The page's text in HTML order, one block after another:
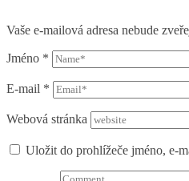
Vaše e-mailová adresa nebude
Jméno *
E-mail *
Webová stránka
Uložit do prohlížeče jméno, e-